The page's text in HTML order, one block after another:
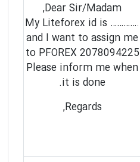
Dear Sir/Madam,
My Liteforex id is ………….
and I want to assign me
to PFOREX 2078094225
Please inform me when
it is done.
Regards,